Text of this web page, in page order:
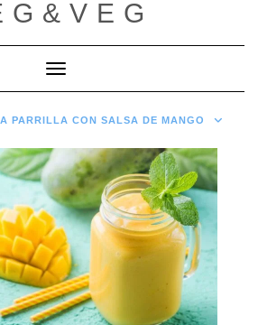
Cambiar modo de navegación
PARRILLA CON SALSA DE MANGO